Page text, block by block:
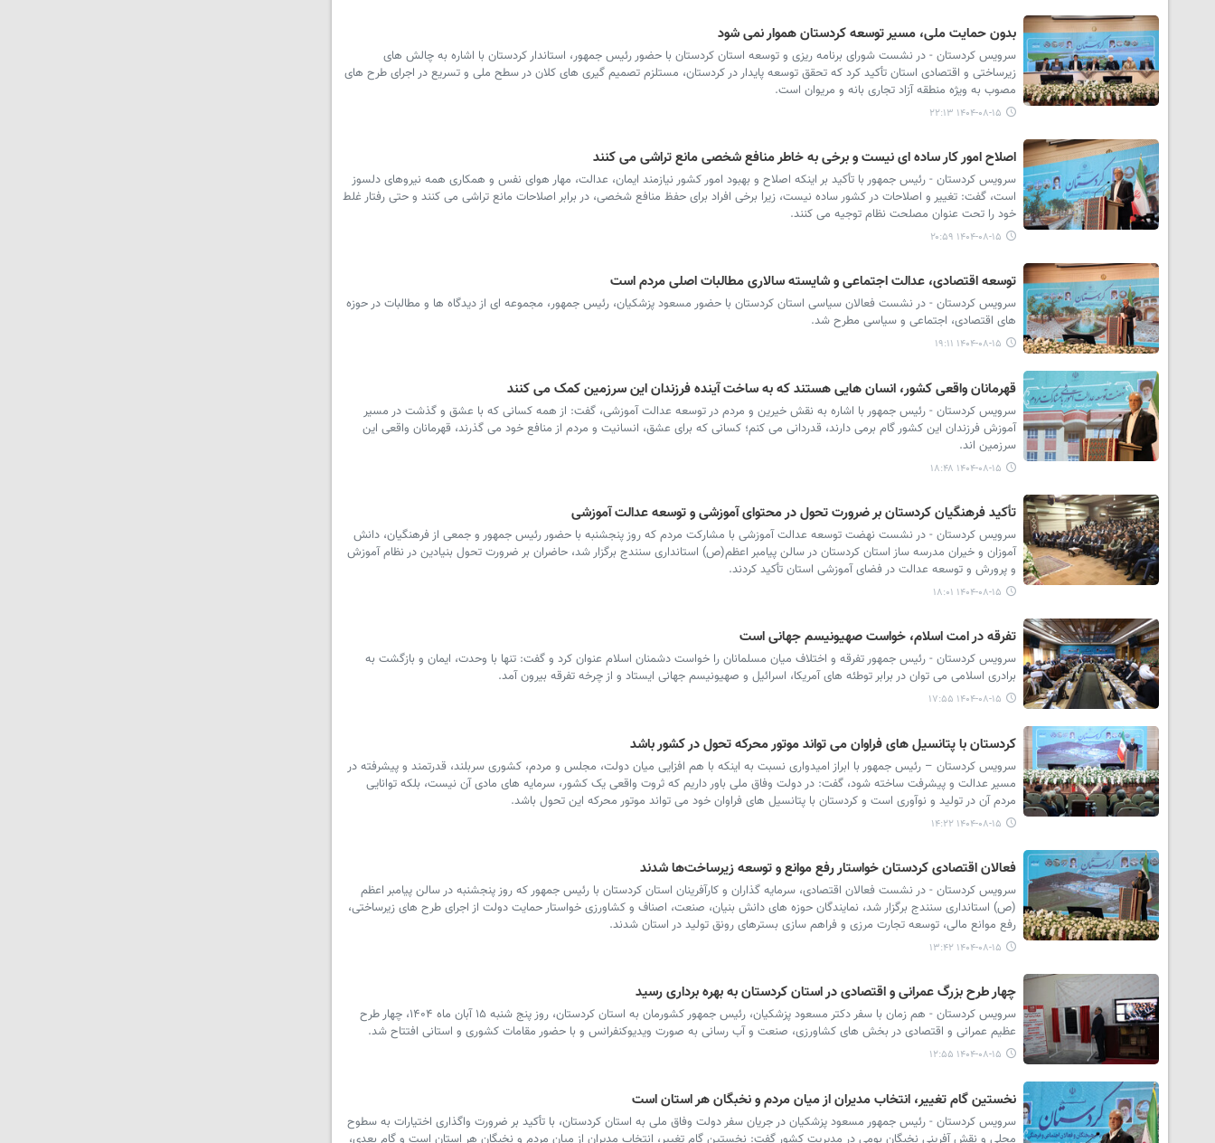
بدون حمایت ملی، مسیر توسعه کردستان هموار نمی شود
سرویس کردستان - در نشست شورای برنامه ریزی و توسعه استان کردستان با حضور رئیس جمهور، استاندار کردستان با اشاره به چالش های
زیرساختی و اقتصادی استان تأکید کرد که تحقق توسعه پایدار در کردستان، مستلزم تصمیم گیری های کلان در سطح ملی و تسریع در اجرای طرح های
مصوب به ویژه منطقه آزاد تجاری بانه و مریوان است.
۱۴۰۴-۰۸-۱۵ ۲۲:۱۳
اصلاح امور کار ساده ای نیست و برخی به خاطر منافع شخصی مانع تراشی می کنند
سرویس کردستان - رئیس جمهور با تأکید بر اینکه اصلاح و بهبود امور کشور نیازمند ایمان، عدالت، مهار هوای نفس و همکاری همه نیروهای دلسوز
است، گفت: تغییر و اصلاحات در کشور ساده نیست، زیرا برخی افراد برای حفظ منافع شخصی، در برابر اصلاحات مانع تراشی می کنند و حتی رفتار غلط
خود را تحت عنوان مصلحت نظام توجیه می کنند.
۱۴۰۴-۰۸-۱۵ ۲۰:۵۹
توسعه اقتصادی، عدالت اجتماعی و شایسته سالاری مطالبات اصلی مردم است
سرویس کردستان - در نشست فعالان سیاسی استان کردستان با حضور مسعود پزشکیان، رئیس جمهور، مجموعه ای از دیدگاه ها و مطالبات در حوزه
های اقتصادی، اجتماعی و سیاسی مطرح شد.
۱۴۰۴-۰۸-۱۵ ۱۹:۱۱
قهرمانان واقعی کشور، انسان هایی هستند که به ساخت آینده فرزندان این سرزمین کمک می کنند
سرویس کردستان - رئیس جمهور با اشاره به نقش خیرین و مردم در توسعه عدالت آموزشی، گفت: از همه کسانی که با عشق و گذشت در مسیر
آموزش فرزندان این کشور گام برمی دارند، قدردانی می کنم؛ کسانی که برای عشق، انسانیت و مردم از منافع خود می گذرند، قهرمانان واقعی این
سرزمین اند.
۱۴۰۴-۰۸-۱۵ ۱۸:۴۸
تأکید فرهنگیان کردستان بر ضرورت تحول در محتوای آموزشی و توسعه عدالت آموزشی
سرویس کردستان - در نشست نهضت توسعه عدالت آموزشی با مشارکت مردم که روز پنجشنبه با حضور رئیس جمهور و جمعی از فرهنگیان، دانش
آموزان و خیران مدرسه ساز استان کردستان در سالن پیامبر اعظم(ص) استانداری سنندج برگزار شد، حاضران بر ضرورت تحول بنیادین در نظام آموزش
و پرورش و توسعه عدالت در فضای آموزشی استان تأکید کردند.
۱۴۰۴-۰۸-۱۵ ۱۸:۰۱
تفرقه در امت اسلام، خواست صهیونیسم جهانی است
سرویس کردستان - رئیس جمهور تفرقه و اختلاف میان مسلمانان را خواست دشمنان اسلام عنوان کرد و گفت: تنها با وحدت، ایمان و بازگشت به
برادری اسلامی می توان در برابر توطئه های آمریکا، اسرائیل و صهیونیسم جهانی ایستاد و از چرخه تفرقه بیرون آمد.
۱۴۰۴-۰۸-۱۵ ۱۷:۵۵
کردستان با پتانسیل های فراوان می تواند موتور محرکه تحول در کشور باشد
سرویس کردستان – رئیس جمهور با ابراز امیدواری نسبت به اینکه با هم افزایی میان دولت، مجلس و مردم، کشوری سربلند، قدرتمند و پیشرفته در
مسیر عدالت و پیشرفت ساخته شود، گفت: در دولت وفاق ملی باور داریم که ثروت واقعی یک کشور، سرمایه های مادی آن نیست، بلکه توانایی
مردم آن در تولید و نوآوری است و کردستان با پتانسیل های فراوان خود می تواند موتور محرکه این تحول باشد.
۱۴۰۴-۰۸-۱۵ ۱۴:۲۲
فعالان اقتصادی کردستان خواستار رفع موانع و توسعه زیرساخت‌ها شدند
سرویس کردستان - در نشست فعالان اقتصادی، سرمایه گذاران و کارآفرینان استان کردستان با رئیس جمهور که روز پنجشنبه در سالن پیامبر اعظم
(ص) استانداری سنندج برگزار شد، نمایندگان حوزه های دانش بنیان، صنعت، اصناف و کشاورزی خواستار حمایت دولت از اجرای طرح های زیرساختی،
رفع موانع مالی، توسعه تجارت مرزی و فراهم سازی بسترهای رونق تولید در استان شدند.
۱۴۰۴-۰۸-۱۵ ۱۳:۴۲
چهار طرح بزرگ عمرانی و اقتصادی در استان کردستان به بهره برداری رسید
سرویس کردستان - هم زمان با سفر دکتر مسعود پزشکیان، رئیس جمهور کشورمان به استان کردستان، روز پنج شنبه ۱۵ آبان ماه ۱۴۰۴، چهار طرح
عظیم عمرانی و اقتصادی در بخش های کشاورزی، صنعت و آب رسانی به صورت ویدیوکنفرانس و با حضور مقامات کشوری و استانی افتتاح شد.
۱۴۰۴-۰۸-۱۵ ۱۲:۵۵
نخستین گام تغییر، انتخاب مدیران از میان مردم و نخبگان هر استان است
سرویس کردستان - رئیس جمهور مسعود پزشکیان در جریان سفر دولت وفاق ملی به استان کردستان، با تأکید بر ضرورت واگذاری اختیارات به سطوح
محلی و نقش آفرینی نخبگان بومی در مدیریت کشور گفت: نخستین گام تغییر، انتخاب مدیران از میان مردم و نخبگان هر استان است و گام بعدی،